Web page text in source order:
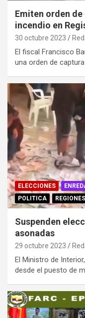
Emiten orden
incendio en
30 octubre 2023
El fiscal Francisco
una orden de
ELECCIONES
POLITICA
REGIONES
Suspenden
asonadas
29 octubre 2023
El Ministro de
desde el puesto de